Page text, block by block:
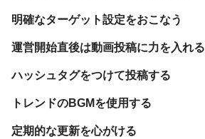
明確なターゲット設定をおこなう
運営開始直後は動画投稿に力を入れる
ハッシュタグをつけて投稿する
トレンドのBGMを使用する
定期的な更新を心がける